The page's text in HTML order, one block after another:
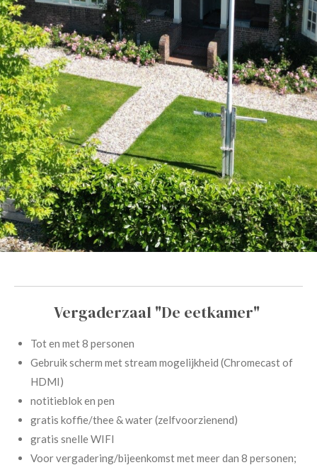
Vergaderzaal "De eetkamer"
Tot en met 8 personen
Gebruik scherm met stream mogelijkheid (Chromecast of
HDMI)
notitieblok en pen
gratis koffie/thee & water (zelfvoorzienend)
gratis snelle WIFI
Voor vergadering/bijeenkomst met meer dan 8 personen;